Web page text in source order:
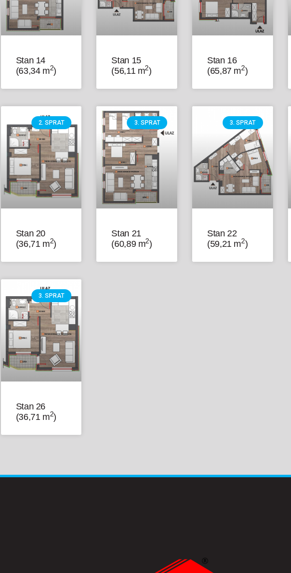
Stan 14
(63,34 m2)
Stan 15
(56,11 m2)
Stan 16
(65,87 m2)
2. SPRAT
Stan 20
(36,71 m2)
3. SPRAT
Stan 21
(60,89 m2)
3. SPRAT
Stan 22
(59,21 m2)
3. SPRAT
Stan 26
(36,71 m2)